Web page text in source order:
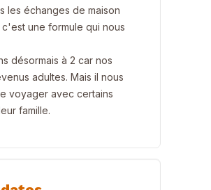
les échanges de maison
une formule qui nous
désormais à 2 car nos
adultes. Mais il nous
voyager avec certains
famille.